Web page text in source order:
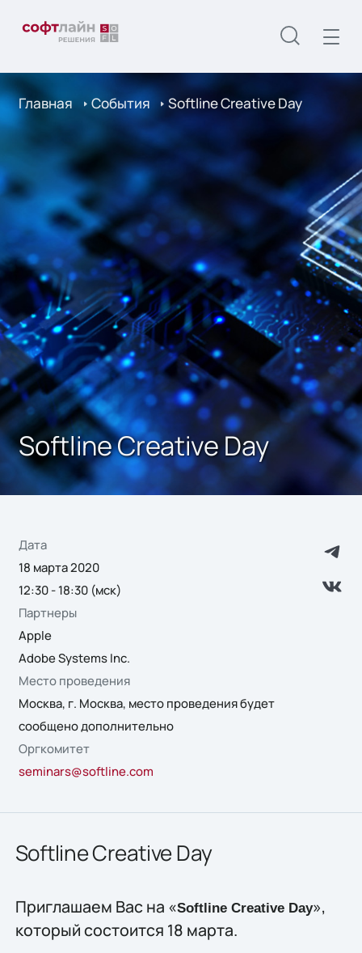
Главная События Softline Creative Day
Softline Creative Day
Дата
18 марта 2020
12:30 - 18:30 (мск)
Партнеры
Apple
Adobe Systems Inc.
Место проведения
Москва, г. Москва, место проведения будет
сообщено дополнительно
Оргкомитет
seminars@softline.com
Softline Creative Day
Приглашаем Вас на «Softline Creative Day»,
который состоится 18 марта.